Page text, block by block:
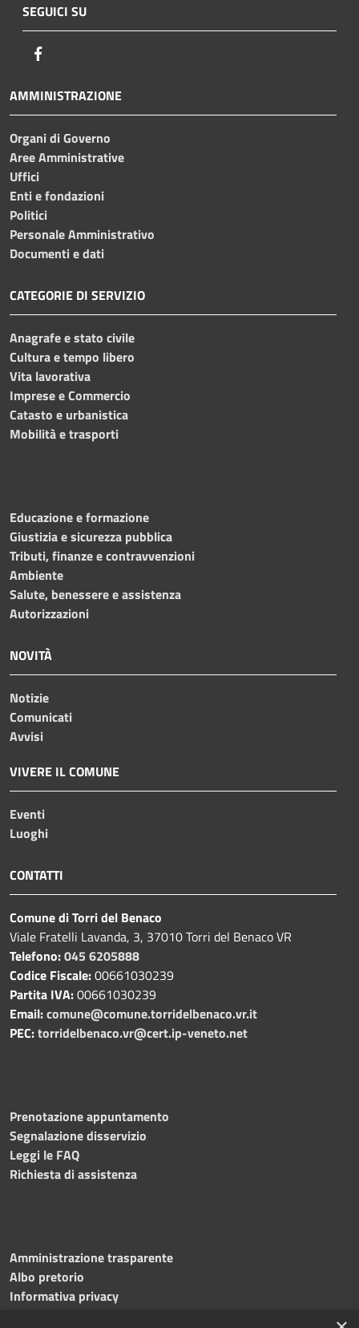
SEGUICI SU
AMMINISTRAZIONE
Organi di Governo
Aree Amministrative
Uffici
Enti e fondazioni
Politici
Personale Amministrativo
Documenti e dati
CATEGORIE DI SERVIZIO
Anagrafe e stato civile
Cultura e tempo libero
Vita lavorativa
Imprese e Commercio
Catasto e urbanistica
Mobilità e trasporti
Educazione e formazione
Giustizia e sicurezza pubblica
Tributi, finanze e contravvenzioni
Ambiente
Salute, benessere e assistenza
Autorizzazioni
NOVITÀ
Notizie
Comunicati
Avvisi
VIVERE IL COMUNE
Eventi
Luoghi
CONTATTI
Comune di Torri del Benaco
Viale Fratelli Lavanda, 3, 37010 Torri del Benaco VR
Telefono:045 6205888
Codice Fiscale:00661030239
Partita IVA:00661030239
Email:comune@comune.torridelbenaco.vr.it
PEC:torridelbenaco.vr@cert.ip-veneto.net
Prenotazione appuntamento
Segnalazione disservizio
Leggi le FAQ
Richiesta di assistenza
Amministrazione trasparente
Albo pretorio
Informativa privacy